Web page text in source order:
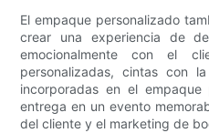
El empaque personalizado
crear una experiencia de
emocionalmente con el
personalizadas, cintas con
incorporadas en el
entrega en un evento
del cliente y el marketing de